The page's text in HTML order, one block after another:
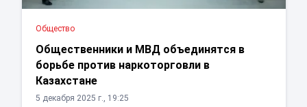
Общество
Общественники и МВД объединятся в
борьбе против наркоторговли в
Казахстане
5 декабря 2025 г., 19:25